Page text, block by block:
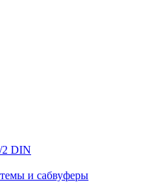
2 DIN
и сабвуферы